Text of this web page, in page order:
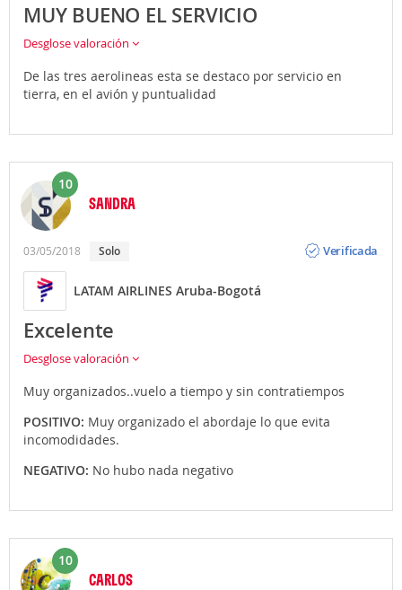
MUY BUENO EL SERVICIO
Desglose valoración
De las tres aerolineas esta se destaco por servicio en
tierra, en el avión y puntualidad
10
SANDRA
03/05/2018 Solo
Verificada
LATAM AIRLINES Aruba-Bogotá
Excelente
Desglose valoración
Muy organizados..vuelo a tiempo y sin contratiempos
POSITIVO: Muy organizado el abordaje lo que evita
incomodidades.
NEGATIVO: No hubo nada negativo
10
CARLOS